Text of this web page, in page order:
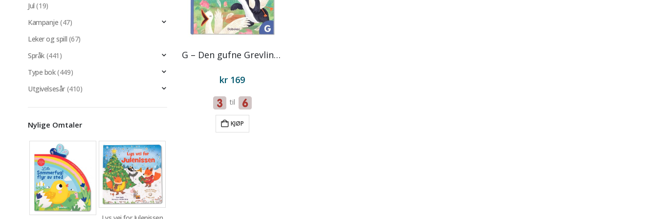
G – Den gufne Grevlingen
kr 169
til
KJØP
Jul (19)
Kampanje (47)
Leker og spill (67)
Språk (441)
Type bok(449)
Utgivelsesår (410)
Nylige Omtaler